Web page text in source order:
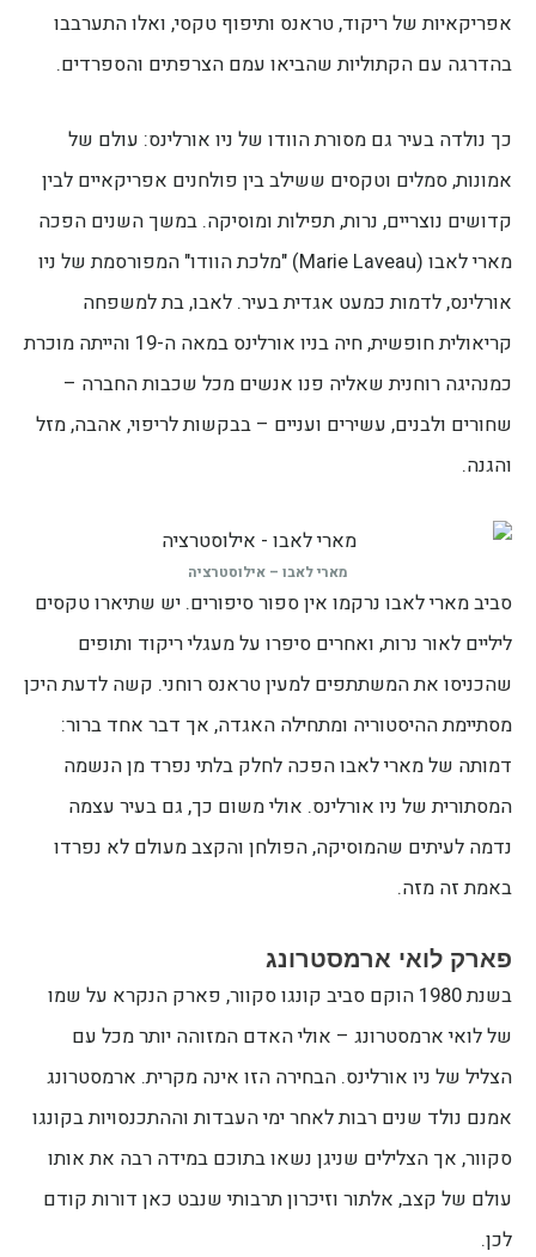
אפריקאיות של ריקוד, טראנס ותיפוף טקסי, ואלו התערבבו
בהדרגה עם הקתוליות שהביאו עמם הצרפתים והספרדים.
כך נולדה בעיר גם מסורת הוודו של ניו אורלינס: עולם של
אמונות, סמלים וטקסים ששילב בין פולחנים אפריקאיים לבין
קדושים נוצריים, נרות, תפילות ומוסיקה. במשך השנים הפכה
מארי לאבו (Marie Laveau) "מלכת הוודו" המפורסמת של ניו
אורלינס, לדמות כמעט אגדית בעיר. לאבו, בת למשפחה
קריאולית חופשית, חיה בניו אורלינס במאה ה-19 והייתה מוכרת
כמנהיגה רוחנית שאליה פנו אנשים מכל שכבות החברה –
שחורים ולבנים, עשירים ועניים – בבקשות לריפוי, אהבה, מזל
והגנה.
מארי לאבו – אילוסטרציה
סביב מארי לאבו נרקמו אין ספור סיפורים. יש שתיארו טקסים
ליליים לאור נרות, ואחרים סיפרו על מעגלי ריקוד ותופים
שהכניסו את המשתתפים למעין טראנס רוחני. קשה לדעת היכן
מסתיימת ההיסטוריה ומתחילה האגדה, אך דבר אחד ברור:
דמותה של מארי לאבו הפכה לחלק בלתי נפרד מן הנשמה
המסתורית של ניו אורלינס. אולי משום כך, גם בעיר עצמה
נדמה לעיתים שהמוסיקה, הפולחן והקצב מעולם לא נפרדו
באמת זה מזה.
פארק לואי ארמסטרונג
בשנת 1980 הוקם סביב קונגו סקוור, פארק הנקרא על שמו
של לואי ארמסטרונג – אולי האדם המזוהה יותר מכל עם
הצליל של ניו אורלינס. הבחירה הזו אינה מקרית. ארמסטרונג
אמנם נולד שנים רבות לאחר ימי העבדות וההתכנסויות בקונגו
סקוור, אך הצלילים שניגן נשאו בתוכם במידה רבה את אותו
עולם של קצב, אלתור וזיכרון תרבותי שנבט כאן דורות קודם
לכן.